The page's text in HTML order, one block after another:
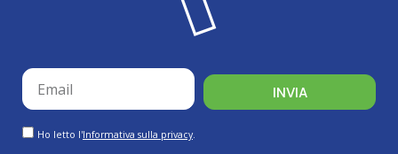
email
GDPRHo letto l'Informativa sulla privacy.
INVIA